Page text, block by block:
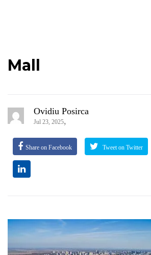
Mall
Ovidiu Posirca
Jul 23, 2025,
Share on Facebook Tweet on Twitter